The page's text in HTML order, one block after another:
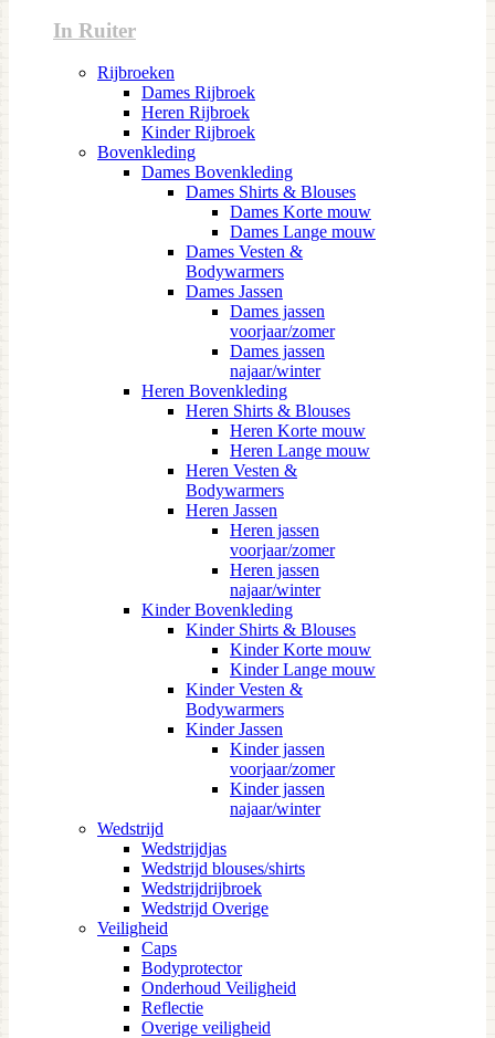
In Ruiter
Rijbroeken
Dames Rijbroek
Heren Rijbroek
Kinder Rijbroek
Bovenkleding
Dames Bovenkleding
Dames Shirts & Blouses
Dames Korte mouw
Dames Lange mouw
Dames Vesten &
Bodywarmers
Dames Jassen
Dames jassen
voorjaar/zomer
Dames jassen
najaar/winter
Heren Bovenkleding
Heren Shirts & Blouses
Heren Korte mouw
Heren Lange mouw
Heren Vesten &
Bodywarmers
Heren Jassen
Heren jassen
voorjaar/zomer
Heren jassen
najaar/winter
Kinder Bovenkleding
Kinder Shirts & Blouses
Kinder Korte mouw
Kinder Lange mouw
Kinder Vesten &
Bodywarmers
Kinder Jassen
Kinder jassen
voorjaar/zomer
Kinder jassen
najaar/winter
Wedstrijd
Wedstrijdjas
Wedstrijd blouses/shirts
Wedstrijdrijbroek
Wedstrijd Overige
Veiligheid
Caps
Bodyprotector
Onderhoud Veiligheid
Reflectie
Overige veiligheid